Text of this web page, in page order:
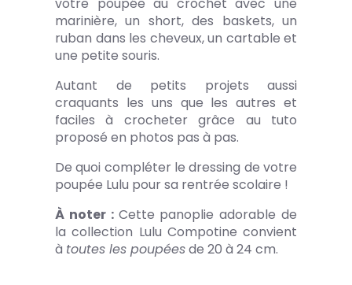
votre poupée au crochet avec une
marinière, un short, des baskets, un
ruban dans les cheveux, un cartable et
une petite souris.
Autant de petits projets aussi
craquants les uns que les autres et
faciles à crocheter grâce au tuto
proposé en photos pas à pas.
De quoi compléter le dressing de votre
poupée Lulu pour sa rentrée scolaire !
À noter : Cette panoplie adorable de
la collection Lulu Compotine convient
à toutes les poupéesde 20 à 24 cm.